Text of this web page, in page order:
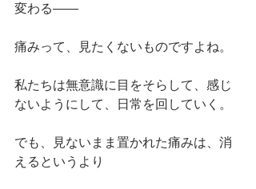
変わる――
痛みって、見たくないものですよね。
私たちは無意識に目をそらして、感じ
ないようにして、日常を回していく。
でも、見ないまま置かれた痛みは、消
えるというより